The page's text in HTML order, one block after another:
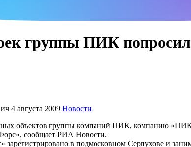
группы ПИК
4 августа 2009 Новости
объектов группы компаний ПИК, компанию
сообщает РИА Новости.
в подмосковном Серпухове и